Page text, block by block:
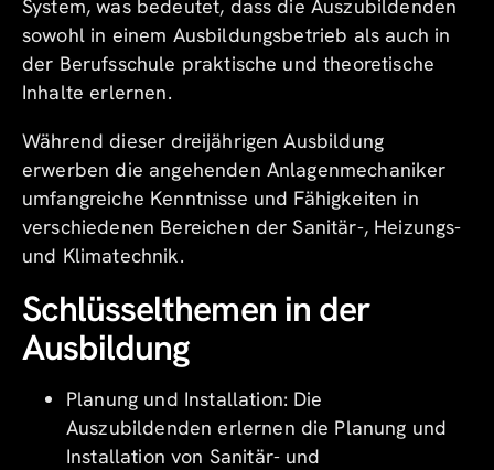
System, was bedeutet, dass die Auszubildenden
sowohl in einem Ausbildungsbetrieb als auch in
der Berufsschule praktische und theoretische
Inhalte erlernen.
Während dieser dreijährigen Ausbildung
erwerben die angehenden Anlagenmechaniker
umfangreiche Kenntnisse und Fähigkeiten in
verschiedenen Bereichen der Sanitär-, Heizungs-
und Klimatechnik.
Schlüsselthemen in der
Ausbildung
Planung und Installation: Die
Auszubildenden erlernen die Planung und
Installation von Sanitär- und